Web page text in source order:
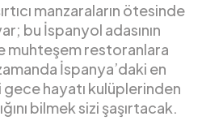
manzaraların ötesinde
bu İspanyol adasının
muhteşem restoranlara
İspanya’daki en
gece hayatı kulüplerinden
bilmek sizi şaşırtacak.